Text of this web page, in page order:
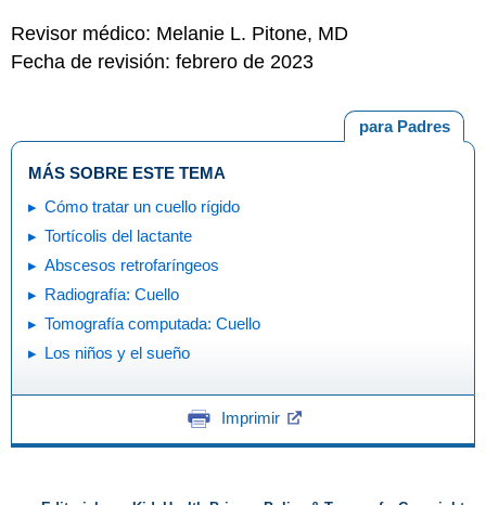
Revisor médico: Melanie L. Pitone, MD
Fecha de revisión: febrero de 2023
para Padres
MÁS SOBRE ESTE TEMA
Cómo tratar un cuello rígido
Tortícolis del lactante
Abscesos retrofaríngeos
Radiografía: Cuello
Tomografía computada: Cuello
Los niños y el sueño
Imprimir